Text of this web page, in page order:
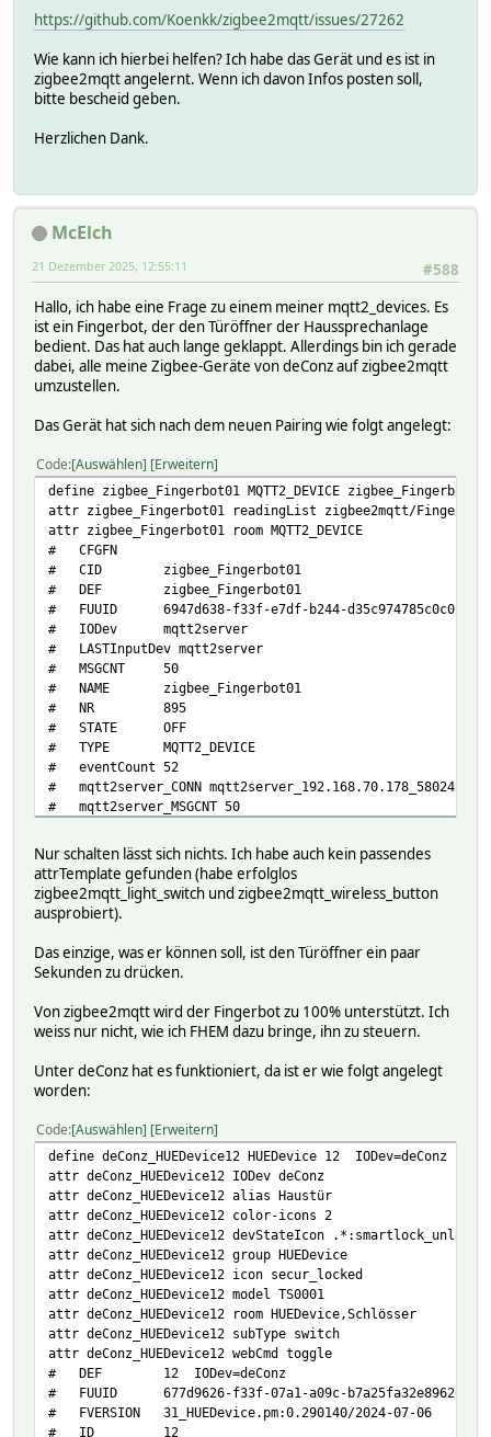
https://github.com/Koenkk/zigbee2mqtt/issues/27262
Wie kann ich hierbei helfen? Ich habe das Gerät und es ist in
zigbee2mqtt angelernt. Wenn ich davon Infos posten soll,
bitte bescheid geben.
Herzlichen Dank.
McElch
#588
21 Dezember 2025, 12:55:11
Hallo, ich habe eine Frage zu einem meiner mqtt2_devices. Es
ist ein Fingerbot, der den Türöffner der Haussprechanlage
bedient. Das hat auch lange geklappt. Allerdings bin ich gerade
dabei, alle meine Zigbee-Geräte von deConz auf zigbee2mqtt
umzustellen.
Das Gerät hat sich nach dem neuen Pairing wie folgt angelegt:
Code Auswählen Erweitern
define zigbee_Fingerbot01 MQTT2_DEVICE zigbee_Fingerbot01
attr zigbee_Fingerbot01 readingList zigbee2mqtt/
attr zigbee_Fingerbot01 room MQTT2_DEVICE
# CFGFN
# CID zigbee_Fingerbot01
# DEF zigbee_Fingerbot01
# FUUID 6947d638-f33f-e7df-b244-d35c974785c0c02b
# IODev mqtt2server
# LASTInputDev mqtt2server
# MSGCNT 50
# NAME zigbee_Fingerbot01
# NR 895
# STATE OFF
# TYPE MQTT2_DEVICE
# eventCount 52
# mqtt2server_CONN mqtt2server_192.168.70.178_58024
# mqtt2server_MSGCNT 50
# READINGS:
# 2025-12-21 12:12:56 IODev mqtt2server
# 2025-12-21 12:12:56 associatedWith
# 2025-12-21 12:38:27 battery 100
# 2025-12-21 12:38:27 delay 3
# 2025-12-21 12:38:27 linkquality 18
# 2025-12-21 12:38:27 lower 85
# 2025-12-21 12:38:27 program_0 255
# 2025-12-21 12:38:27 program_1 255
# 2025-12-21 12:38:27 program_2 255
# 2025-12-21 12:38:27 program_3 0
# 2025-12-21 12:38:27 program_4 85
# 2025-12-21 12:38:27 program_6 1
# 2025-12-21 12:38:27 program_7 0
# 2025-12-21 12:38:27 program_8 0
# 2025-12-21 12:38:27 program_9 5
# 2025-12-21 12:38:27 reverse ON
# 2025-12-21 12:38:27 state OFF
# 2025-12-21 12:38:27 touch ON
# 2025-12-21 12:38:27 upper 0
#
setstate zigbee_Fingerbot01 OFF
setstate zigbee_Fingerbot01 2025-12-21 12:12:56 IODev
setstate zigbee_Fingerbot01 2025-12-21 12:12:56
setstate zigbee_Fingerbot01 2025-12-21 12:38:27 battery
setstate zigbee_Fingerbot01 2025-12-21 12:38:27 delay 3
setstate zigbee_Fingerbot01 2025-12-21 12:38:27
setstate zigbee_Fingerbot01 2025-12-21 12:38:27 lower 85
Nur schalten lässt sich nichts. Ich habe auch kein passendes
attrTemplate gefunden (habe erfolglos
zigbee2mqtt_light_switch und zigbee2mqtt_wireless_button
ausprobiert).
Das einzige, was er können soll, ist den Türöffner ein paar
Sekunden zu drücken.
Von zigbee2mqtt wird der Fingerbot zu 100% unterstützt. Ich
weiss nur nicht, wie ich FHEM dazu bringe, ihn zu steuern.
Unter deConz hat es funktioniert, da ist er wie folgt angelegt
worden:
Code Auswählen Erweitern
define deConz_HUEDevice12 HUEDevice 12 IODev=deConz
attr deConz_HUEDevice12 IODev deConz
attr deConz_HUEDevice12 alias Haustür
attr deConz_HUEDevice12 color-icons 2
attr deConz_HUEDevice12 devStateIcon
attr deConz_HUEDevice12 group HUEDevice
attr deConz_HUEDevice12 icon secur_locked
attr deConz_HUEDevice12 model TS0001
attr deConz_HUEDevice12 room HUEDevice,Schlösser
attr deConz_HUEDevice12 subType switch
attr deConz_HUEDevice12 webCmd toggle
# DEF 12 IODev=deConz
# FUUID 677d9626-f33f-07a1-a09c-b7a25fa32e896201
# FVERSION 31_HUEDevice.pm:0.290140/2024-07-06
# ID 12